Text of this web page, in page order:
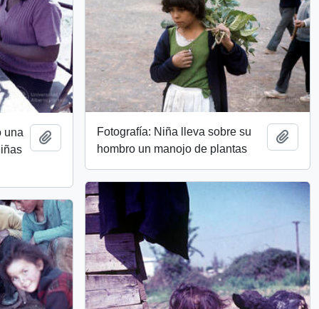
una
Add to clipboardFotografía: Niña lleva sobre su
hombro un manojo de plantas
Add